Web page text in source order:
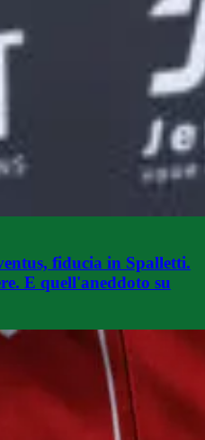
fiducia in Spalletti.
E quell'aneddoto su